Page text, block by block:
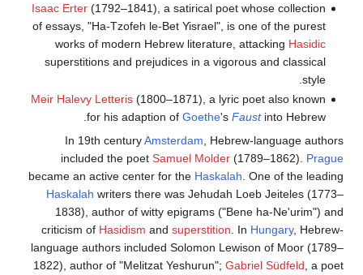
Isaac Erter(1792–1841), a satirical poet whose collection
of essays, "Ha-Tzofeh le-Bet Yisrael", is one of the purest
works of modern Hebrew literature, attacking Hasidic
superstitions and prejudices in a vigorous and classical
style.
Meir Halevy Letteris(1800–1871), a lyric poet also known
for his adaption of Goethe's Faustinto Hebrew.
In 19th centuryAmsterdam , Hebrew-language authors
included the poet Samuel Molder (1789–1862). Prague
became an active center for the Haskalah . One of the leading
Haskalah writers there was Jehudah Loeb Jeiteles (1773–
1838), author of witty epigrams ("Bene ha-Ne'urim") and
criticism of Hasidism and superstition . In Hungary, Hebrew-
language authors included Solomon Lewison of Moor (1789–
1822), author of "Melitzat Yeshurun"; Gabriel Südfeld , a poet